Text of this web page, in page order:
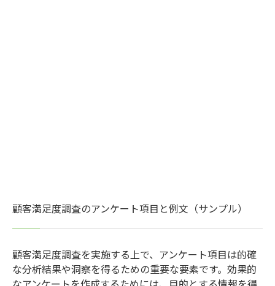
顧客満足度調査のアンケート項目と例文（サンプル）
顧客満足度調査を実施する上で、アンケート項目は的確
な分析結果や洞察を得るための重要な要素です。効果的